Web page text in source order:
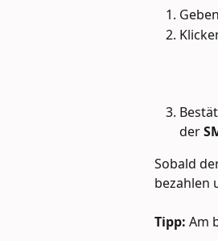
der
Sobald
bezahlen
Tipp: Am